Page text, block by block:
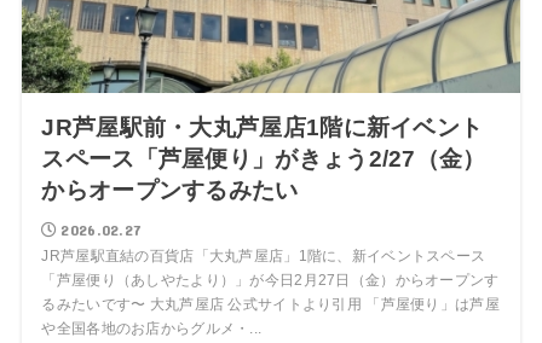
JR芦屋駅前・大丸芦屋店1階に新イベント
スペース「芦屋便り」がきょう2/27（金）
からオープンするみたい
2026.02.27
JR芦屋駅直結の百貨店「大丸芦屋店」1階に、新イベントスペース
「芦屋便り（あしやたより）」が今日2月27日（金）からオープンす
るみたいです〜 大丸芦屋店 公式サイトより引用 「芦屋便り」は芦屋
や全国各地のお店からグルメ・...